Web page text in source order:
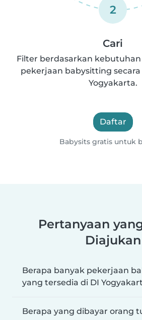
2
Cari
Filter berdasarkan
pekerjaan babysitting
Yogyakarta.
Daftar
Babysits gratis untuk
Pertanyaan
Diajukan
Berapa banyak pekerjaan
yang tersedia di DI
Berapa yang dibayar orang